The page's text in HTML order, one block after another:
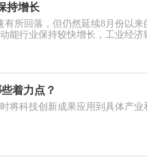
持增长
所回落，但仍然延续8月份以来
能行业保持较快增长，工业经济
着力点？
将科技创新成果应用到具体产业